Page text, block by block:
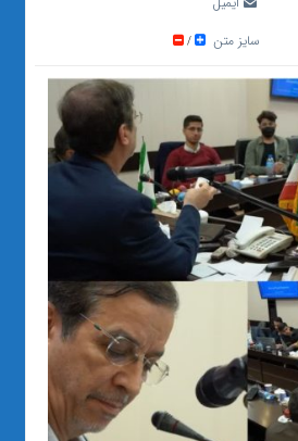
سایز متن /